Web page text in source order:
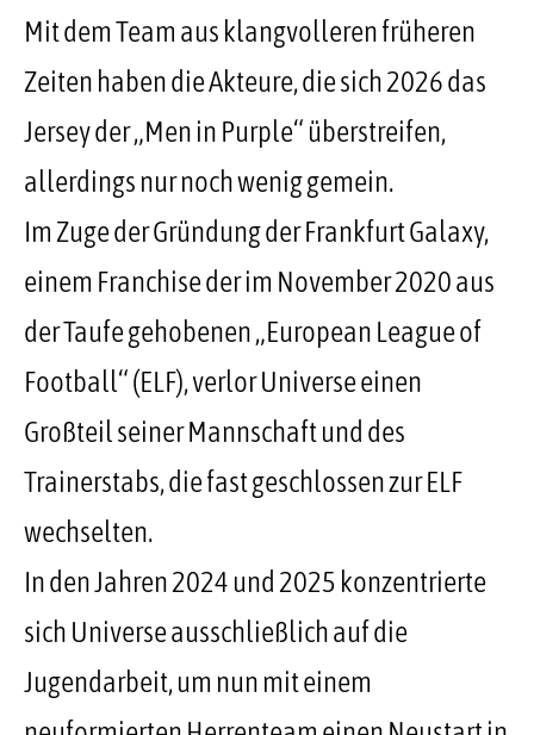
Mit dem Team aus klangvolleren früheren
Zeiten haben die Akteure, die sich 2026 das
Jersey der „Men in Purple“ überstreifen,
allerdings nur noch wenig gemein.
Im Zuge der Gründung der Frankfurt Galaxy,
einem Franchise der im November 2020 aus
der Taufe gehobenen „European League of
Football“ (ELF), verlor Universe einen
Großteil seiner Mannschaft und des
Trainerstabs, die fast geschlossen zur ELF
wechselten.
In den Jahren 2024 und 2025 konzentrierte
sich Universe ausschließlich auf die
Jugendarbeit, um nun mit einem